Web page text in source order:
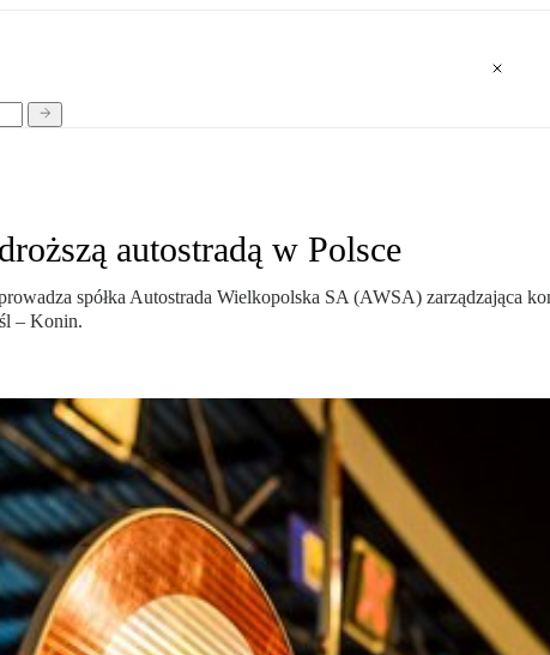
autostradą w Polsce
spółka Autostrada Wielkopolska SA (AWSA) zarządzająca
– Konin.